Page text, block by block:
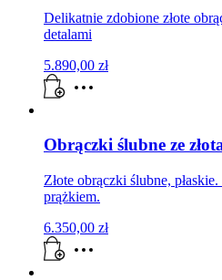
Delikatnie zdobione złote
detalami
5.890,00 zł
Obrączki ślubne ze
Złote obrączki ślubne,
prążkiem.
6.350,00 zł